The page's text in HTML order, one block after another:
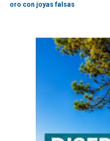
oro con joyas falsas